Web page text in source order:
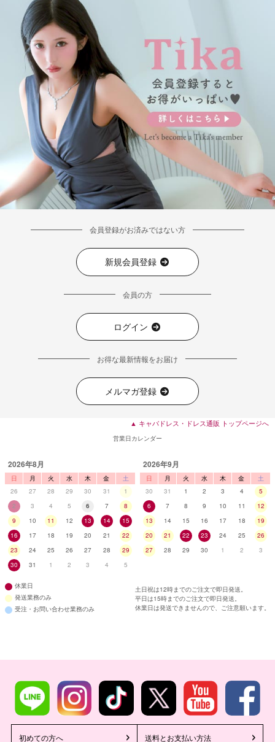
会員登録がお済みではない方
新規会員登録
会員の方
ログイン
お得な最新情報をお届け
メルマガ登録
▲ キャバドレス・ドレス通販 トップページへ
営業日カレンダー
2026年8月
日 月 火 水 木 金
土
26
27 28 29 30 31
1
2
3 4 5 6 7
8
9
10 11 12 13 14
15
16
17 18 19 20 21
22
23
24 25 26 27 28
29
30
31 1 2 3 4 5
2026年9月
日 月 火 水 木 金
土
30
31 1 2 3 4
5
6
7 8 9 10 11
12
13
14 15 16 17 18
19
20
21 22 23 24 25
26
27
28 29 30 1 2 3
休業日
発送業務のみ
受注・お問い合わせ業務のみ
土日祝は12時までのご注文で即日発送。
平日は15時までのご注文で即日発送。
休業日は発送できませんので、ご注意願います。
初めての方へ 送料とお支払い方法